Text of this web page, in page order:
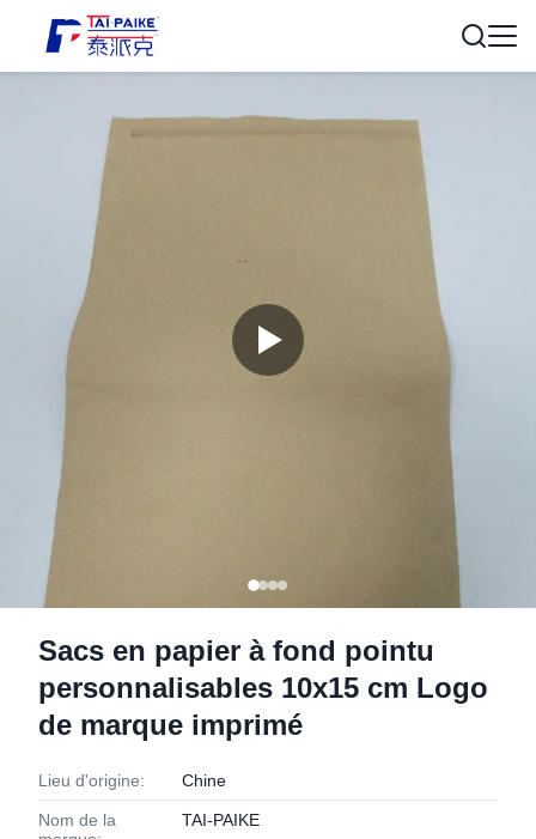
Sacs en papier à fond pointu
personnalisables 10x15 cm Logo
de marque imprimé
Lieu d'origine: Chine
Nom de la
TAI-PAIKE